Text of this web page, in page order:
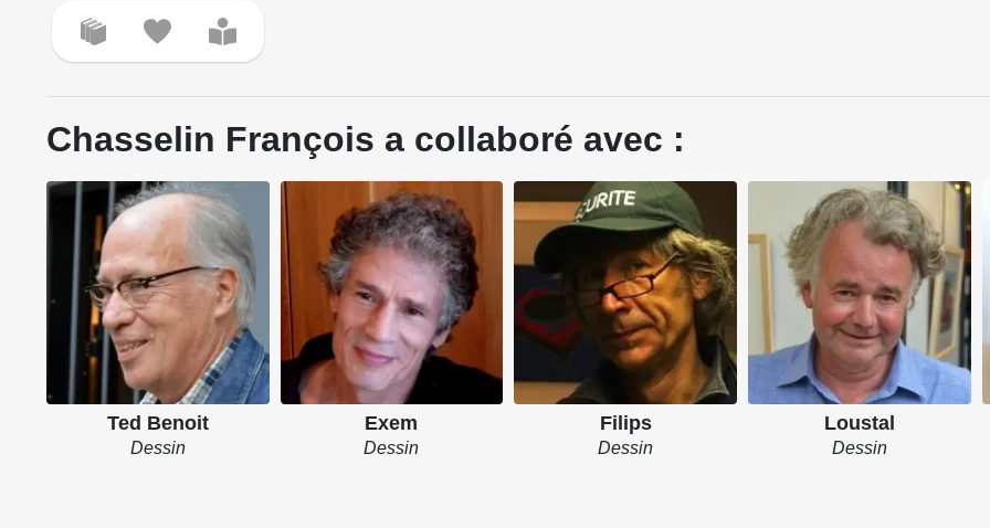
Chasselin François a collaboré avec :
Ted Benoit
Dessin
Exem
Dessin
Filips
Dessin
Loustal
Dessin